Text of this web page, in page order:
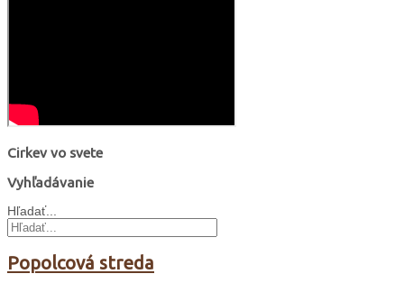
Cirkev vo svete
Vyhľadávanie
Hľadať...
Popolcová streda